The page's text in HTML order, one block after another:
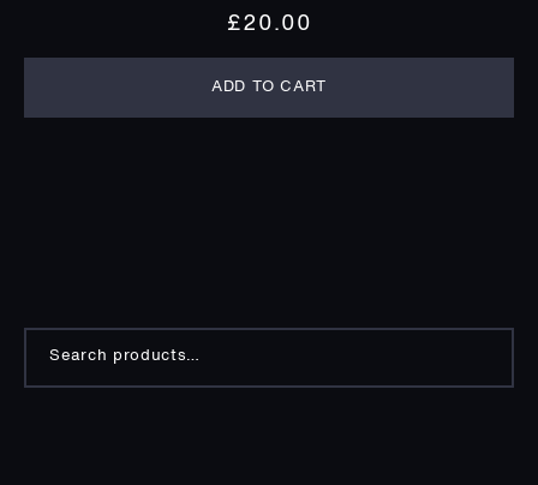
£20.00
ADD TO CART